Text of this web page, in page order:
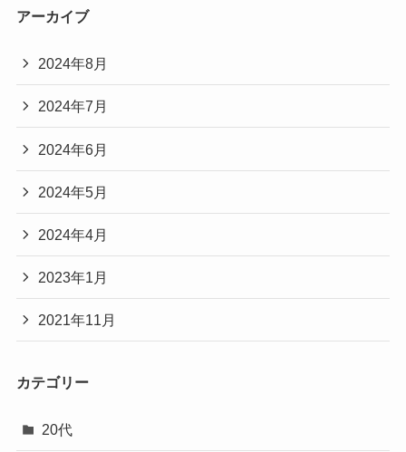
アーカイブ
2024年8月
2024年7月
2024年6月
2024年5月
2024年4月
2023年1月
2021年11月
カテゴリー
20代